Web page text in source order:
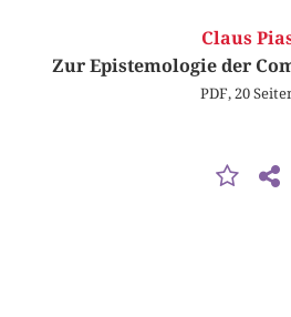
Claus
Zur Epistemologie der
PDF, 20